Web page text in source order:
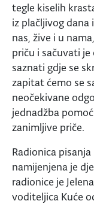
tegle kiselih
iz plačljivog dana
nas, žive i u
priču i sačuvati
saznati gdje se
zapitat ćemo se
neočekivane
jednadžba
zanimljive priče.
Radionica
namijenjena je
radionice je
voditeljica Kuće